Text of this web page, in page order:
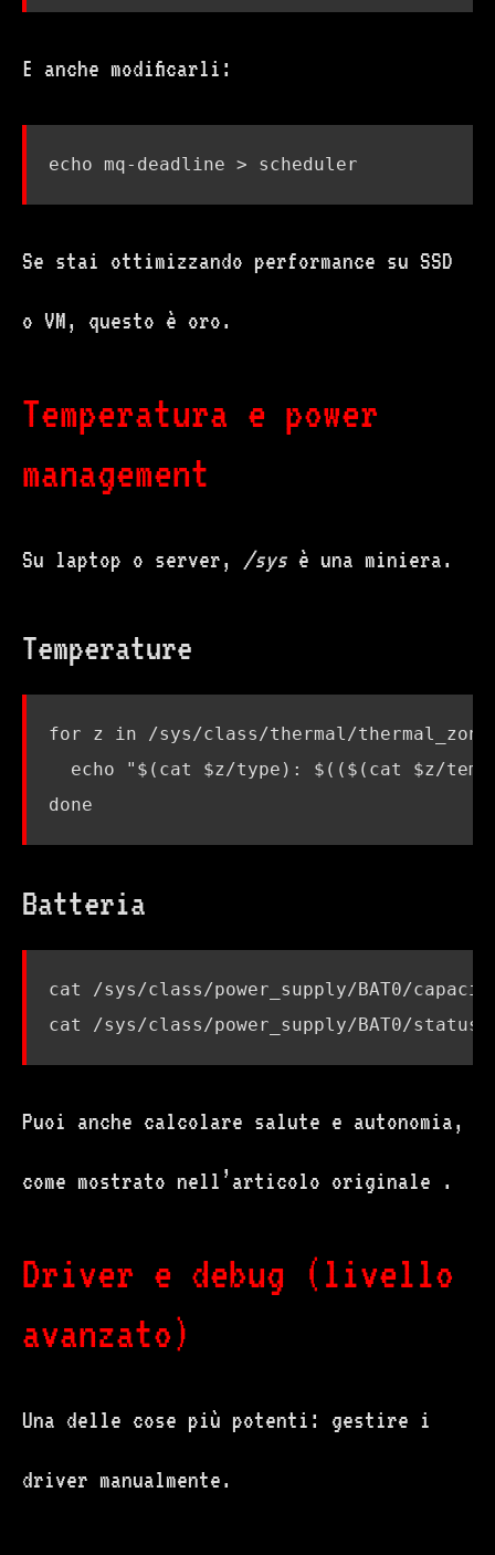
E anche modificarli:
echo
Se stai ottimizzando performance su SSD
o VM, questo è oro.
Temperatura e power
management
Su laptop o server, /sys è una miniera.
Temperature
for z in /sys/class/thermal/
echo
" $( cat $z/type ) : $(($( cat $z/temp
done
Batteria
Puoi anche calcolare salute e autonomia,
come mostrato nell’articolo originale .
Driver e debug (livello
avanzato)
Una delle cose più potenti: gestire i
driver manualmente.